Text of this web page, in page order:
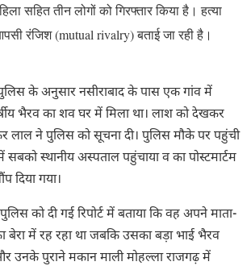
सहित तीन लोगों को गिरफ्तार किया है। हत्या
रंजिश (mutual rivalry) बताई जा रही है।
पुलिस के अनुसार नसीराबाद के पास एक गांव में
भैरव का शव घर में मिला था। लाश को देखकर
ने पुलिस को सूचना दी। पुलिस मौके पर पहुंची
स्थानीय अस्पताल पहुंचाया व का पोस्टमार्टम
दिया गया।
को दी गई रिपोर्ट में बताया कि वह अपने माता-
बेरा में रह रहा था जबकि उसका बड़ा भाई भैरव
उनके पुराने मकान माली मोहल्ला राजगढ़ में